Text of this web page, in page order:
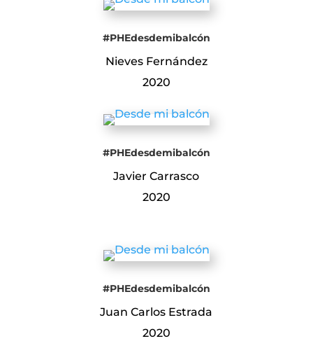
#PHEdesdemibalcón
Nieves Fernández
2020
#PHEdesdemibalcón
Javier Carrasco
2020
#PHEdesdemibalcón
Juan Carlos Estrada
2020